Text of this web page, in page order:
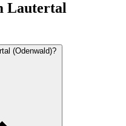
Lautertal
(Odenwald)?